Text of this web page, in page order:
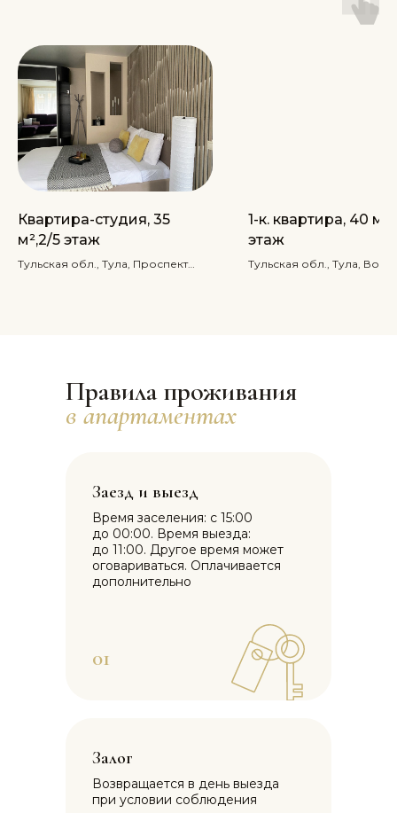
Квартира-студия, 35
м²,2/5 этаж
Тульская обл., Тула, Проспект
1-к. квартира, 40 м²,
этаж
Тульская обл., Тула,
Правила проживания
в апартаментах
Заезд и выезд
Время заселения: с 15:00
до 00:00. Время выезда:
до 11:00. Другое время может
оговариваться. Оплачивается
дополнительно
01
Залог
Возвращается в день выезда
при условии соблюдения